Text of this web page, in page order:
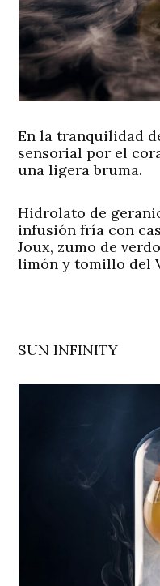
En la tranquilidad
sensorial por el
una ligera bruma.
Hidrolato de
infusión fría con
Joux, zumo de
limón y tomillo del
SUN INFINITY